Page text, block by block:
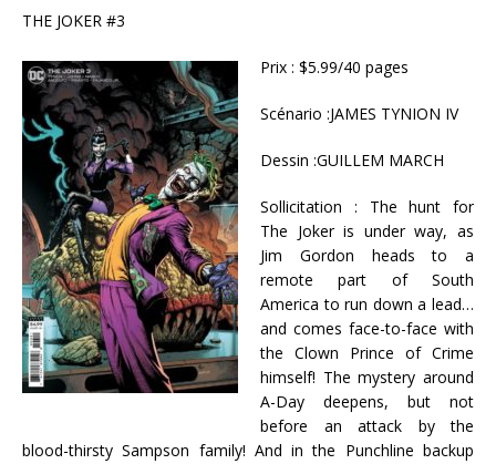
THE JOKER #3
Prix : $5.99/40 pages
Scénario :JAMES TYNION IV
Dessin :GUILLEM MARCH
Sollicitation : The hunt for
The Joker is under way, as
Jim Gordon heads to a
remote part of South
America to run down a lead…
and comes face-to-face with
the Clown Prince of Crime
himself! The mystery around
A-Day deepens, but not
before an attack by the
blood-thirsty Sampson family! And in the Punchline backup